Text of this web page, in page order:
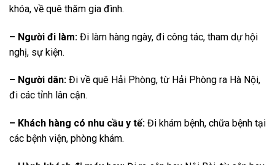
khóa, về quê thăm gia đình.
– Người đi làm: Đi làm hàng ngày, đi công tác, tham dự hội
nghị, sự kiện.
– Người dân: Đi về quê Hải Phòng, từ Hải Phòng ra Hà Nội,
đi các tỉnh lân cận.
– Khách hàng có nhu cầu y tế: Đi khám bệnh, chữa bệnh tại
các bệnh viện, phòng khám.